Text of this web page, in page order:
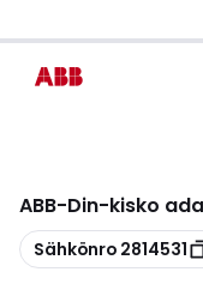
ABB-Din-kisko
Kopioi
Sähkönro 2814531